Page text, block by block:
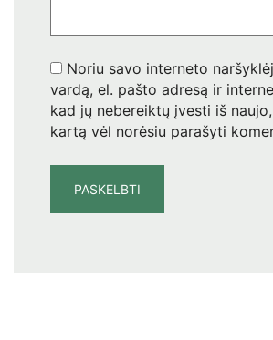
Noriu savo interneto
vardą, el. pašto adresą ir
kad jų nebereiktų įvesti iš
kartą vėl norėsiu parašyti